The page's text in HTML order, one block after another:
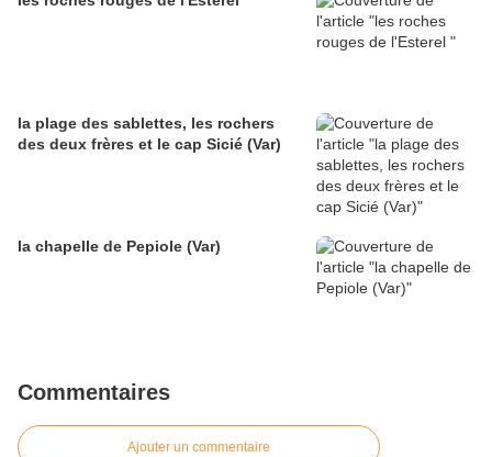
la plage des sablettes, les rochers
des deux frères et le cap Sicié (Var)
la chapelle de Pepiole (Var)
Commentaires
Ajouter un commentaire